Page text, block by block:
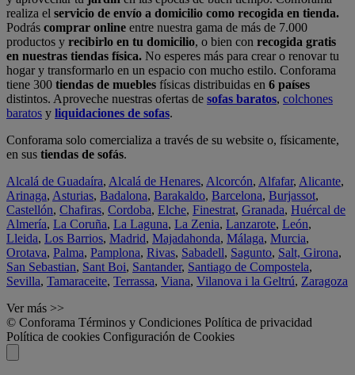
realiza el servicio de envío a domicilio como recogida en tienda.
Podrás comprar online entre nuestra gama de más de 7.000
productos y recibirlo en tu domicilio, o bien con recogida gratis
en nuestras tiendas física. No esperes más para crear o renovar tu
hogar y transformarlo en un espacio con mucho estilo. Conforama
tiene 300 tiendas de muebles físicas distribuidas en 6 países
distintos. Aproveche nuestras ofertas de sofas baratos, colchones
baratos y liquidaciones de sofas.
Conforama solo comercializa a través de su website o, físicamente,
en sus tiendas de sofás.
Alcalá de Guadaíra, Alcalá de Henares, Alcorcón, Alfafar, Alicante,
Arinaga, Asturias, Badalona, Barakaldo, Barcelona, Burjassot,
Castellón, Chafiras, Cordoba, Elche, Finestrat, Granada, Huércal de
Almería, La Coruña, La Laguna, La Zenia, Lanzarote, León,
Lleida, Los Barrios, Madrid, Majadahonda, Málaga, Murcia,
Orotava, Palma, Pamplona, Rivas, Sabadell, Sagunto, Salt, Girona,
San Sebastian, Sant Boi, Santander, Santiago de Compostela,
Sevilla, Tamaraceite, Terrassa, Viana, Vilanova i la Geltrú, Zaragoza
Ver más >>
© Conforama Términos y Condiciones Política de privacidad
Política de cookies Configuración de Cookies